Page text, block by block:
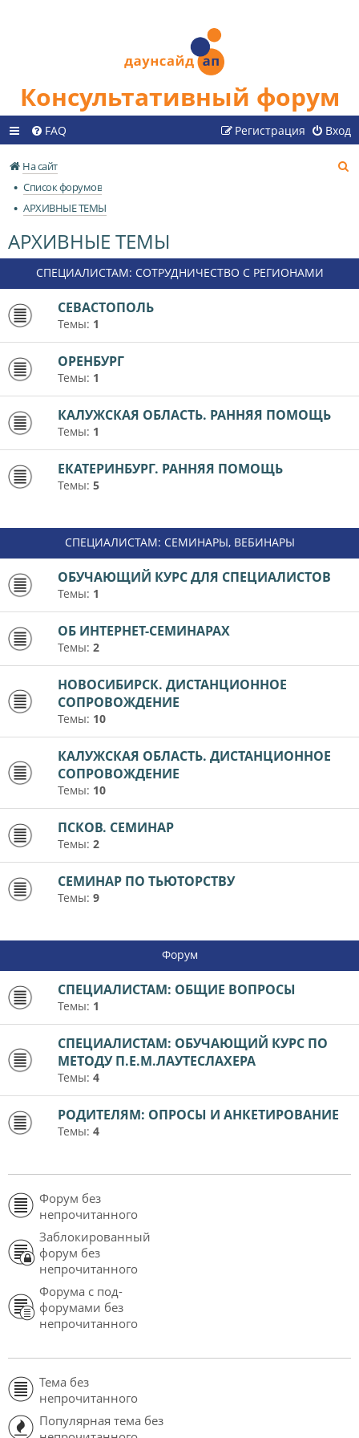
Консультативный форум
FAQ Вход
Регистрация
На сайт
Список форумов
АРХИВНЫЕ ТЕМЫ
АРХИВНЫЕ ТЕМЫ
СПЕЦИАЛИСТАМ: СОТРУДНИЧЕСТВО С РЕГИОНАМИ
СЕВАСТОПОЛЬ
Темы: 1
ОРЕНБУРГ
Темы: 1
КАЛУЖСКАЯ ОБЛАСТЬ. РАННЯЯ ПОМОЩЬ
Темы: 1
ЕКАТЕРИНБУРГ. РАННЯЯ ПОМОЩЬ
Темы: 5
СПЕЦИАЛИСТАМ: СЕМИНАРЫ, ВЕБИНАРЫ
ОБУЧАЮЩИЙ КУРС ДЛЯ СПЕЦИАЛИСТОВ
Темы: 1
ОБ ИНТЕРНЕТ-СЕМИНАРАХ
Темы: 2
НОВОСИБИРСК. ДИСТАНЦИОННОЕ
СОПРОВОЖДЕНИЕ
Темы: 10
КАЛУЖСКАЯ ОБЛАСТЬ. ДИСТАНЦИОННОЕ
СОПРОВОЖДЕНИЕ
Темы: 10
ПСКОВ. СЕМИНАР
Темы: 2
СЕМИНАР ПО ТЬЮТОРСТВУ
Темы: 9
Форум
СПЕЦИАЛИСТАМ: ОБЩИЕ ВОПРОСЫ
Темы: 1
СПЕЦИАЛИСТАМ: ОБУЧАЮЩИЙ КУРС ПО
МЕТОДУ П.Е.М.ЛАУТЕСЛАХЕРА
Темы: 4
РОДИТЕЛЯМ: ОПРОСЫ И АНКЕТИРОВАНИЕ
Темы: 4
Форум без
непрочитанного
Заблокированный
форум без
непрочитанного
Форума с под-
форумами без
непрочитанного
Тема без
непрочитанного
Популярная тема без